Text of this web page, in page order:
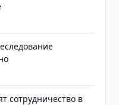
сотрудничество в